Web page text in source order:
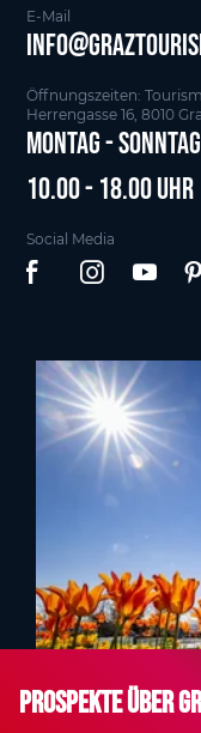
E-Mail
Öffnungszeiten:
Herrengasse 16, 8010
Montag -
10.00 - 18.00 Uhr
Social Media
Prospekte über